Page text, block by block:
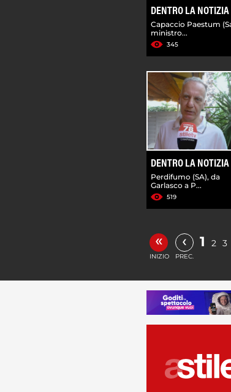
DENTRO LA NOTIZIA
Capaccio Paestum
ministro...
345
DENTRO LA NOTIZIA
Perdifumo (SA), da
Garlasco a P...
519
«
INIZIO
‹
PREC.
1 2 3